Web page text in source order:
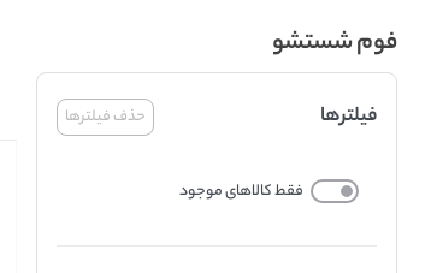
فوم شستشو
حذف فیلترها فیلترها
فقط کالاهای موجود